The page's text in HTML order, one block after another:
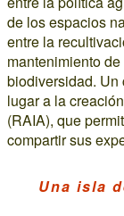
de los espacios
entre la
mantenimiento
biodiversidad. Un
lugar a la
(RAIA), que
compartir sus
Una isla